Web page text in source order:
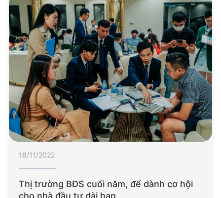
18/11/2022
Thị trường BĐS cuối năm, để dành cơ hội
cho nhà đầu tư dài hạn